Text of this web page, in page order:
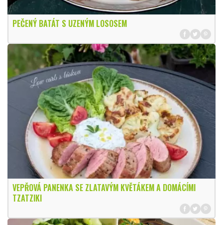
PEČENÝ BATÁT S UZENÝM LOSOSEM
VEPŘOVÁ PANENKA SE ZLATAVÝM KVĚTÁKEM A DOMÁCÍMI
TZATZIKI